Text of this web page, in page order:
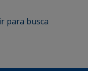
ir para busca